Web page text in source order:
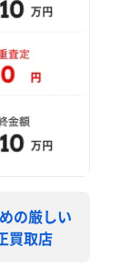
の厳しい
買取店